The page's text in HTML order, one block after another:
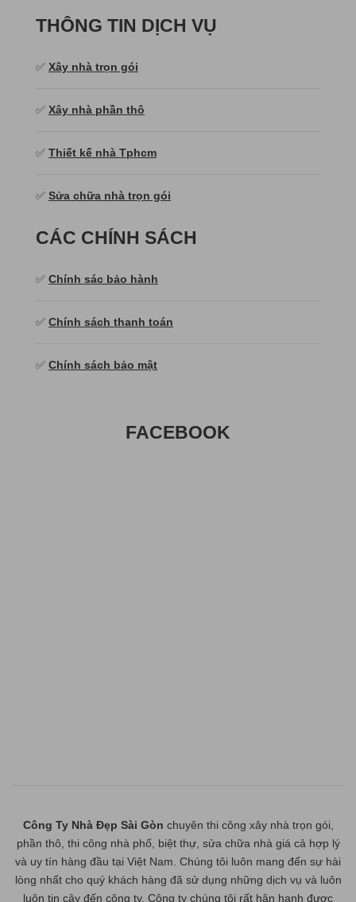
THÔNG TIN DỊCH VỤ
✅ Xây nhà trọn gói
✅ Xây nhà phần thô
✅ Thiết kế nhà Tphcm
✅ Sửa chữa nhà trọn gói
CÁC CHÍNH SÁCH
✅ Chính sác bảo hành
✅ Chính sách thanh toán
✅ Chính sách bảo mật
FACEBOOK
Công Ty Nhà Đẹp Sài Gòn chuyên thi công xây nhà trọn gói,
phần thô, thi công nhà phố, biệt thự, sửa chữa nhà giá cả hợp lý
và uy tín hàng đầu tại Việt Nam. Chúng tôi luôn mang đến sự hài
lòng nhất cho quý khách hàng đã sử dụng những dịch vụ và luôn
luôn tin cậy đến công ty. Công ty chúng tôi rất hân hạnh được